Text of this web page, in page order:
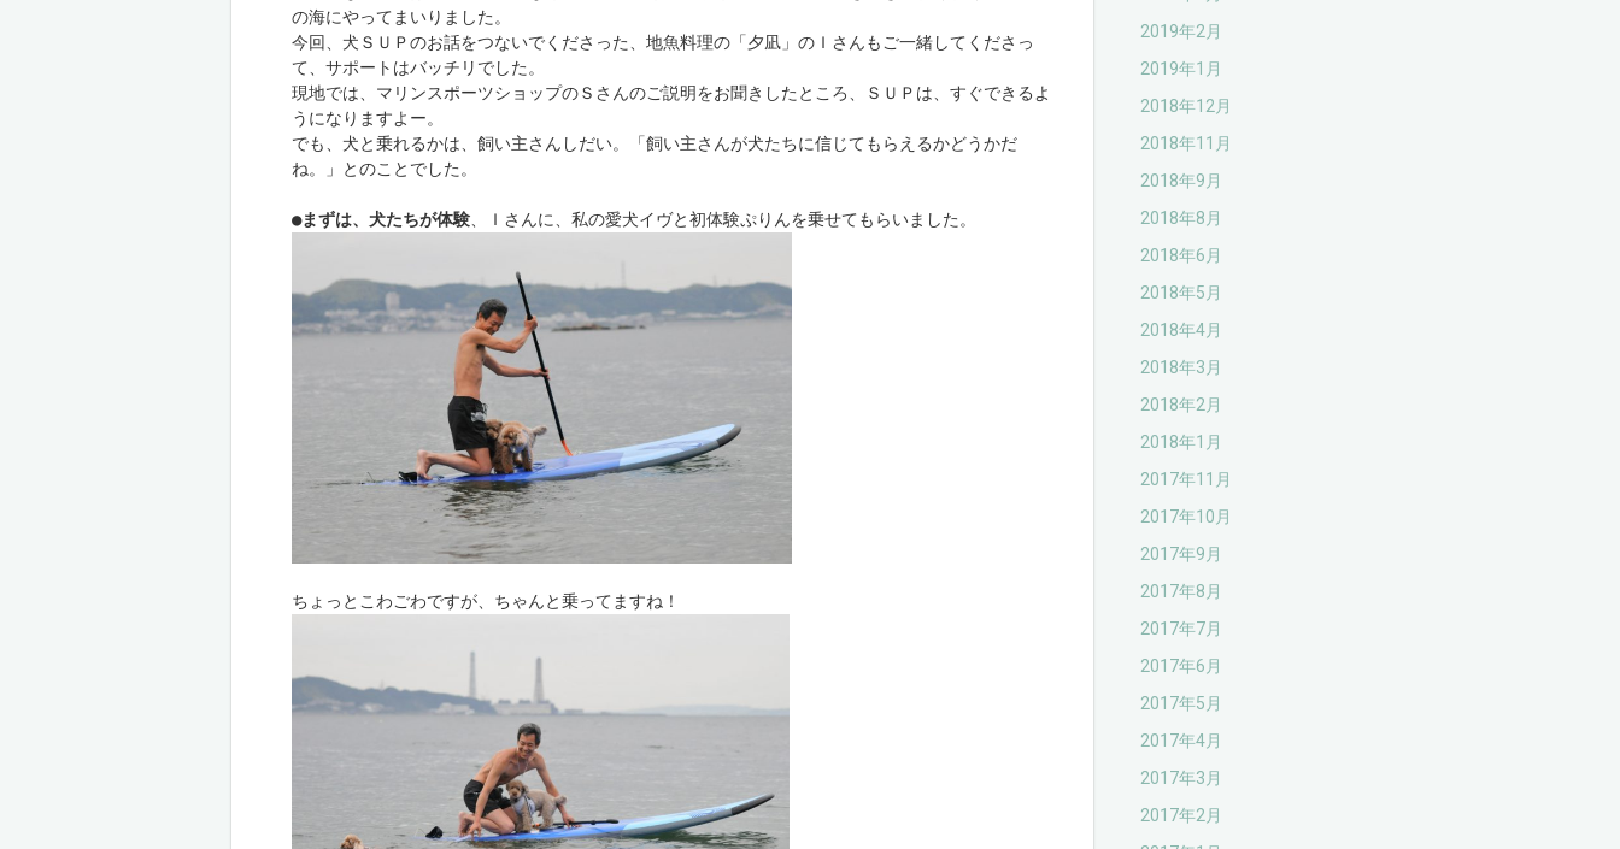
の海にやってまいりました。
今回、犬ＳＵＰのお話をつないでくださった、地魚料理の「夕凪」のＩさんもご一緒してくださっ
て、サポートはバッチリでした。
現地では、マリンスポーツショップのＳさんのご説明をお聞きしたところ、ＳＵＰは、すぐできるよ
うになりますよー。
でも、犬と乗れるかは、飼い主さんしだい。「飼い主さんが犬たちに信じてもらえるかどうかだ
ね。」とのことでした。
●まずは、犬たちが体験
2019年2月
2019年1月
2018年12月
2018年11月
2018年9月
2018年8月
2018年6月
2018年5月
2018年4月
2018年3月
2018年2月
2018年1月
2017年11月
2017年10月
2017年9月
2017年8月
2017年7月
2017年6月
2017年5月
2017年4月
2017年3月
2017年2月